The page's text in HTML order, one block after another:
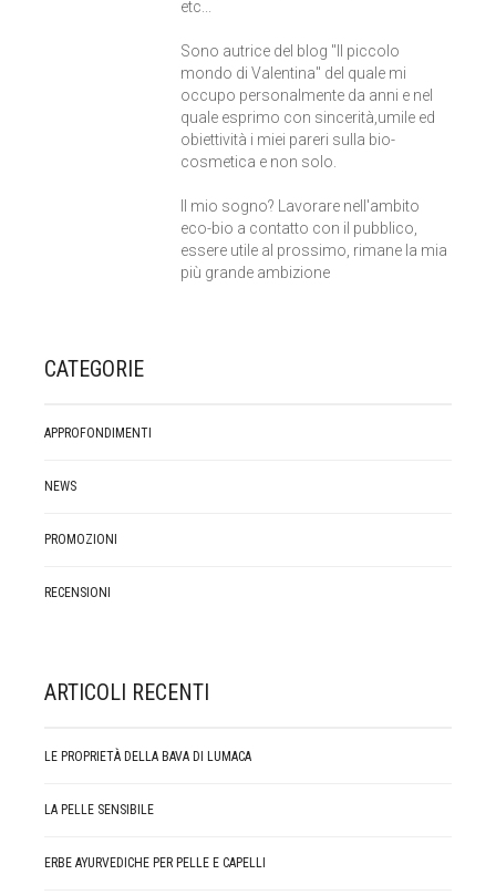
etc...
Sono autrice del blog "Il piccolo
mondo di Valentina" del quale mi
occupo personalmente da anni e nel
quale esprimo con sincerità,umile ed
obiettività i miei pareri sulla bio-
cosmetica e non solo.
Il mio sogno? Lavorare nell'ambito
eco-bio a contatto con il pubblico,
essere utile al prossimo, rimane la mia
più grande ambizione
CATEGORIE
APPROFONDIMENTI
NEWS
PROMOZIONI
RECENSIONI
ARTICOLI RECENTI
LE PROPRIETÀ DELLA BAVA DI LUMACA
LA PELLE SENSIBILE
ERBE AYURVEDICHE PER PELLE E CAPELLI